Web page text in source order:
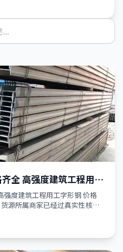
全 高强度建筑工程用工
强度建筑工程用工字形钢 价格
源所属商家已经过真实性核验